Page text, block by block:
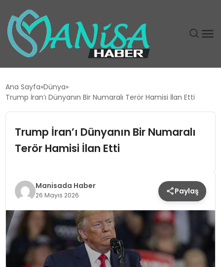
EKONOMI
MAGAZIN
SIYASET
SPOR
TEKNOLOJI
Ana Sayfa Dünya
Trump İran’ı Dünyanın Bir Numaralı Terör Hamisi İlan Etti
Trump İran’ı Dünyanın Bir Numaralı
Terör Hamisi İlan Etti
Manisada Haber
26 Mayıs 2026 Paylaş